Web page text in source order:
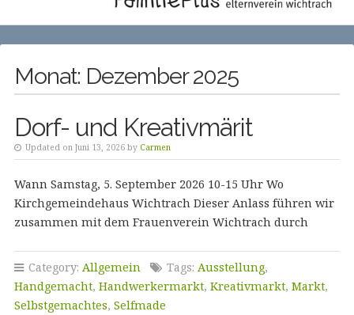
Monat: Dezember 2025
Dorf- und Kreativmärit
Updated on Juni 13, 2026 by Carmen
Wann Samstag, 5. September 2026 10-15 Uhr Wo
Kirchgemeindehaus Wichtrach Dieser Anlass führen wir
zusammen mit dem Frauenverein Wichtrach durch
Category: Allgemein Tags: Ausstellung,
Handgemacht, Handwerkermarkt, Kreativmarkt, Markt,
Selbstgemachtes, Selfmade